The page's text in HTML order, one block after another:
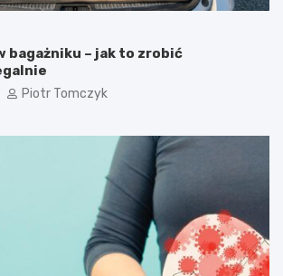
bagażniku – jak to zrobić
Piotr Tomczyk